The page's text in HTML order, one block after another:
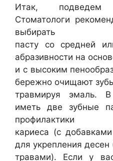
Итак, подведем
Стоматологи
выбирать
пасту со средней
абразивности на
и с высоким
бережно очищают
травмируя эмаль.
иметь две зубные
профилактики
кариеса (с
для укрепления
травами). Если у